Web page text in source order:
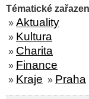
Tématické
» Aktuality
» Kultura
» Charita
» Finance
» Kraje » Praha